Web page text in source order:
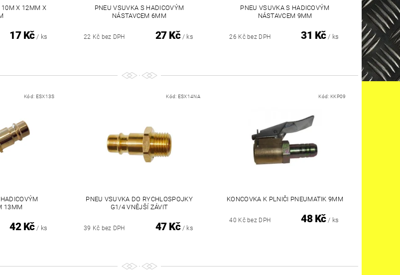
10M X 12MM X
17 Kč / ks
PNEU VSUVKA S HADICOVÝM
NÁSTAVCEM 6MM
22 Kč bez DPH 27 Kč / ks
PNEU VSUVKA S HADICOVÝM
NÁSTAVCEM 9MM
26 Kč bez DPH 31 Kč / ks
Kód: ESX13S
13MM
42 Kč / ks
Kód: ESX14NA
PNEU VSUVKA DO RYCHLOSPOJKY
G1/4 VNĚJŠÍ ZÁVIT
39 Kč bez DPH 47 Kč / ks
Kód: KKP09
KONCOVKA K PLNIČI PNEUMATIK 9MM
40 Kč bez DPH 48 Kč / ks